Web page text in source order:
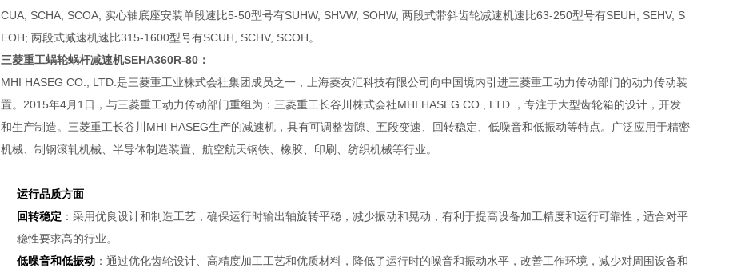
CUA, SCHA, SCOA; 实心轴底座安装单段速比5-50型号有SUHW, SHVW, SOHW, 两段式带斜齿轮减速机速比63-250型号有SEUH, SEHV, S
EOH; 两段式减速机速比315-1600型号有SCUH, SCHV, SCOH。
三菱重工蜗轮蜗杆减速机SEHA360R-80：
MHI HASEG CO., LTD.是三菱重工业株式会社集团成员之一，上海菱友汇科技有限公司向中国境内引进三菱重工动力传动部门的动力传动装
置。2015年4月1日，与三菱重工动力传动部门重组为：三菱重工长谷川株式会社MHI HASEG CO., LTD.，专注于大型齿轮箱的设计，开发
和生产制造。三菱重工长谷川MHI HASEG生产的减速机，具有可调整齿隙、五段变速、回转稳定、低噪音和低振动等特点。广泛应用于精密
机械、制钢滚轧机械、半导体制造装置、航空航天钢铁、橡胶、印刷、纺织机械等行业。
运行品质方面
回转稳定 ：采用优良设计和制造工艺，确保运行时输出轴旋转平稳，减少振动和晃动，有利于提高设备加工精度和运行可靠性，适合对平
稳性要求高的行业。
低噪音和低振动 ：通过优化齿轮设计、高精度加工工艺和优质材料，降低了运行时的噪音和振动水平，改善工作环境，减少对周围设备和